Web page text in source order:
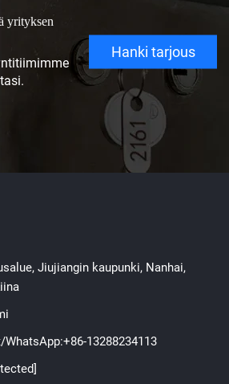
yrityksen
Hanki tarjous
Jiujiangin kaupunki, Nanhai,
WhatsApp:+86-13288234113